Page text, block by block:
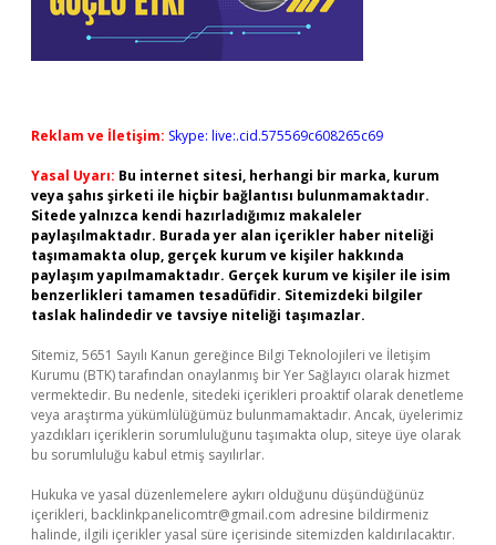
Reklam ve İletişim: Skype: live:.cid.575569c608265c69
Yasal Uyarı: Bu internet sitesi, herhangi bir marka, kurum
veya şahıs şirketi ile hiçbir bağlantısı bulunmamaktadır.
Sitede yalnızca kendi hazırladığımız makaleler
paylaşılmaktadır. Burada yer alan içerikler haber niteliği
taşımamakta olup, gerçek kurum ve kişiler hakkında
paylaşım yapılmamaktadır. Gerçek kurum ve kişiler ile isim
benzerlikleri tamamen tesadüfidir. Sitemizdeki bilgiler
taslak halindedir ve tavsiye niteliği taşımazlar.
Sitemiz, 5651 Sayılı Kanun gereğince Bilgi Teknolojileri ve İletişim
Kurumu (BTK) tarafından onaylanmış bir Yer Sağlayıcı olarak hizmet
vermektedir. Bu nedenle, sitedeki içerikleri proaktif olarak denetleme
veya araştırma yükümlülüğümüz bulunmamaktadır. Ancak, üyelerimiz
yazdıkları içeriklerin sorumluluğunu taşımakta olup, siteye üye olarak
bu sorumluluğu kabul etmiş sayılırlar.
Hukuka ve yasal düzenlemelere aykırı olduğunu düşündüğünüz
içerikleri, backlinkpanelicomtr@gmail.com adresine bildirmeniz
halinde, ilgili içerikler yasal süre içerisinde sitemizden kaldırılacaktır.